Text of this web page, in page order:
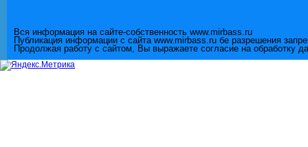
Вся информация на сайте-собственность www.mirbass.ru
Публикация информации с сайта www.mirbass.ru бе разрешения
Продолжая работу с сайтом, Вы выражаете согласие на обработку